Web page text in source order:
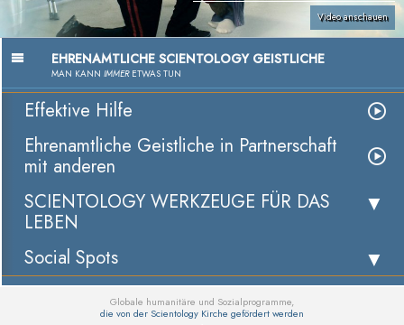
Video anschauen
EHRENAMTLICHE SCIENTOLOGY GEISTLICHE
MAN KANN IMMERETWAS TUN
Effektive Hilfe
Ehrenamtliche Geistliche in Partnerschaft
mit anderen
SCIENTOLOGY WERKZEUGE FÜR DAS
LEBEN
Social Spots
Globale humanitäre und Sozialprogramme,
die von der Scientology Kirche gefördert werden